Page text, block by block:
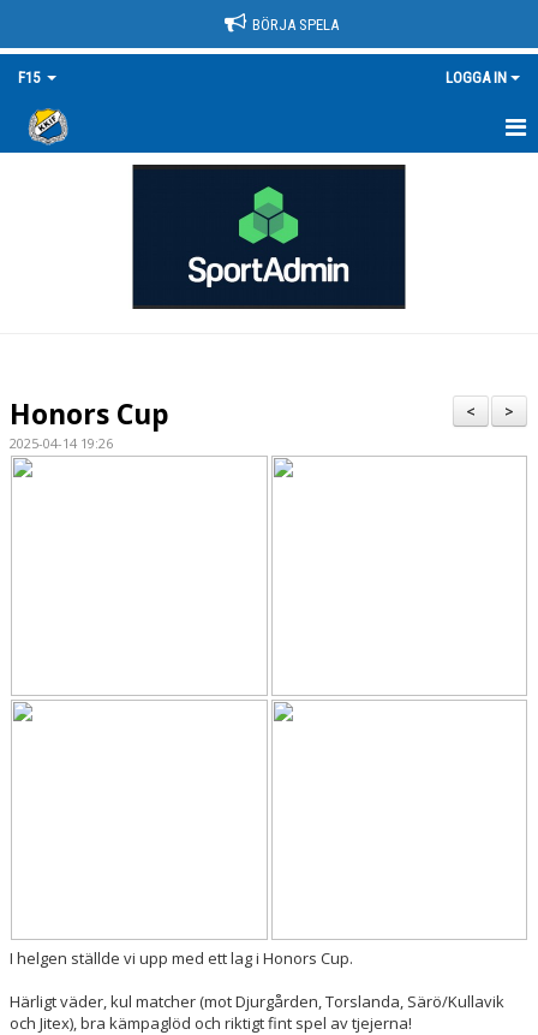
BÖRJA SPELA
F15 LOGGA IN
DOKUMENT
>
<
Honors Cup
2025-04-14 19:26
I helgen ställde vi upp med ett lag i Honors Cup.
Härligt väder, kul matcher (mot Djurgården, Torslanda, Särö/Kullavik
och Jitex), bra kämpaglöd och riktigt fint spel av tjejerna!